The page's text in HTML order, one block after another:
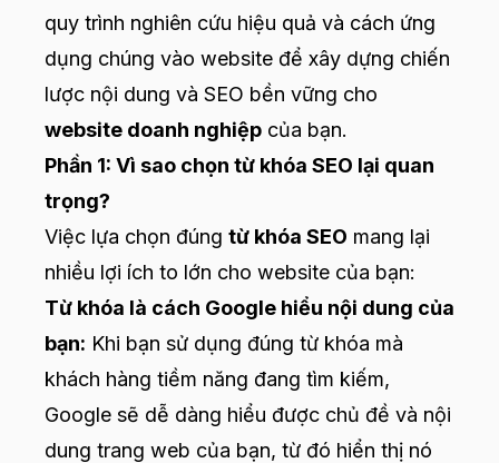
quy trình nghiên cứu hiệu quả và cách ứng
dụng chúng vào website để xây dựng chiến
lược nội dung và SEO bền vững cho
website doanh nghiệp của bạn.
Phần 1: Vì sao chọn từ khóa SEO lại quan
trọng?
Việc lựa chọn đúng từ khóa SEO mang lại
nhiều lợi ích to lớn cho website của bạn:
Từ khóa là cách Google hiểu nội dung của
bạn: Khi bạn sử dụng đúng từ khóa mà
khách hàng tiềm năng đang tìm kiếm,
Google sẽ dễ dàng hiểu được chủ đề và nội
dung trang web của bạn, từ đó hiển thị nó